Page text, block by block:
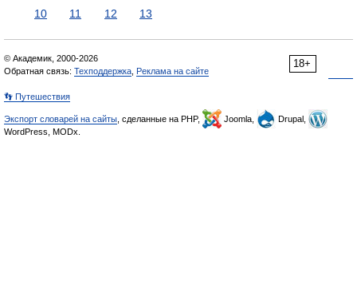
10
11 12 13
18+
© Академик, 2000-2026
Обратная связь: Техподдержка Реклама на сайте
👣 Путешествия
Экспорт словарей на сайты , сделанные на PHP, Joomla,
Drupal,
WordPress, MODx.